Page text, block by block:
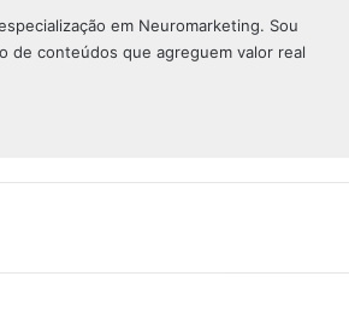
em Neuromarketing. Sou
de conteúdos que agreguem valor real